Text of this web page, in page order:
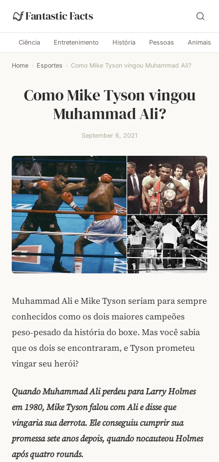
Fantastic Facts
Ciência Entretenimento História Pessoas Animais
Home › Esportes › Como Mike Tyson vingou Muhammad Ali?
Como Mike Tyson vingou
Muhammad Ali?
September 6, 2021
Muhammad Ali e Mike Tyson seriam para sempre
conhecidos como os dois maiores campeões
peso‑pesado da história do boxe. Mas você sabia
que os dois se encontraram, e Tyson prometeu
vingar seu herói?
Quando Muhammad Ali perdeu para Larry Holmes
em 1980, Mike Tyson falou com Ali e disse que
vingaria sua derrota. Ele conseguiu cumprir sua
promessa sete anos depois, quando nocauteou Holmes
após quatro rounds.